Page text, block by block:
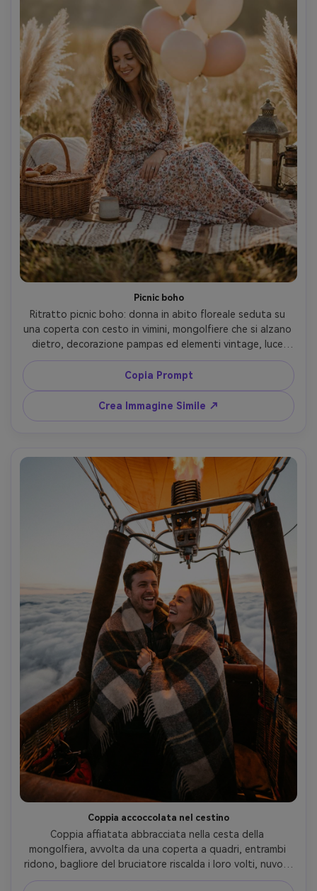
Picnic boho
Ritratto picnic boho: donna in abito floreale seduta su
una coperta con cesto in vimini, mongolfiere che si alzano
dietro, decorazione pampas ed elementi vintage, luce
calda dell’alba, scattata con Nikon Z6 II, 35mm f/1.8,
composizione lifestyle, bokeh morbido, texture
fotorealistiche --ar 4:5
Copia Prompt
Crea Immagine Simile ↗
Coppia accoccolata nel cestino
Coppia affiatata abbracciata nella cesta della
mongolfiera, avvolta da una coperta a quadri, entrambi
ridono, bagliore del bruciatore riscalda i loro volti, nuvole
sotto, scattata con Canon EOS R6, 35mm f/1.4,